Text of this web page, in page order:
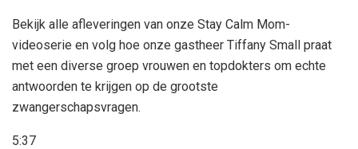
Bekijk alle afleveringen van onze Stay Calm Mom-
videoserie en volg hoe onze gastheer Tiffany Small praat
met een diverse groep vrouwen en topdokters om echte
antwoorden te krijgen op de grootste
zwangerschapsvragen.
5:37